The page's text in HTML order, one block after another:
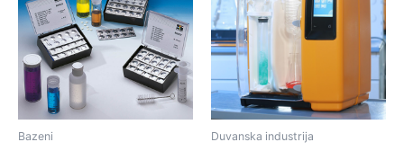
Bazeni Duvanska industrija